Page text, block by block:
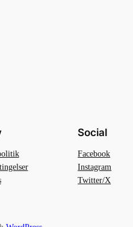
Social
Facebook
Instagram
Twitter/X